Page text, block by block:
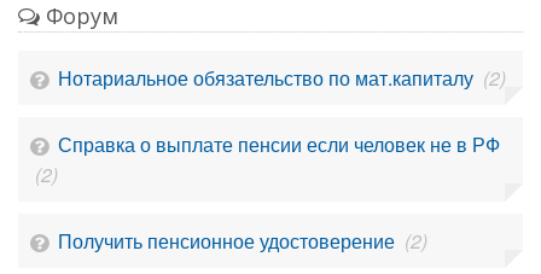
Форум
Нотариальное обязательство по мат.капиталу (2)
Справка о выплате пенсии если человек не в РФ
(2)
Получить пенсионное удостоверение (2)